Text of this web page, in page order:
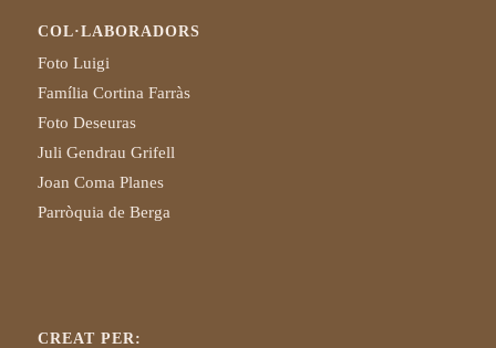
COL·LABORADORS
Foto Luigi
Família Cortina Farràs
Foto Deseuras
Juli Gendrau Grifell
Joan Coma Planes
Parròquia de Berga
CREAT PER: